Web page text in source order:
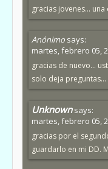
gracias jovenes...
Anónimo says:
martes, febrero 05,
gracias de nuevo...
solo deja
Unknown says:
martes, febrero 05,
gracias por el
guardarlo en mi DD.